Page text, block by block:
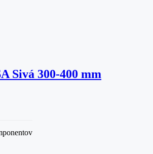
Sivá 300-400 mm